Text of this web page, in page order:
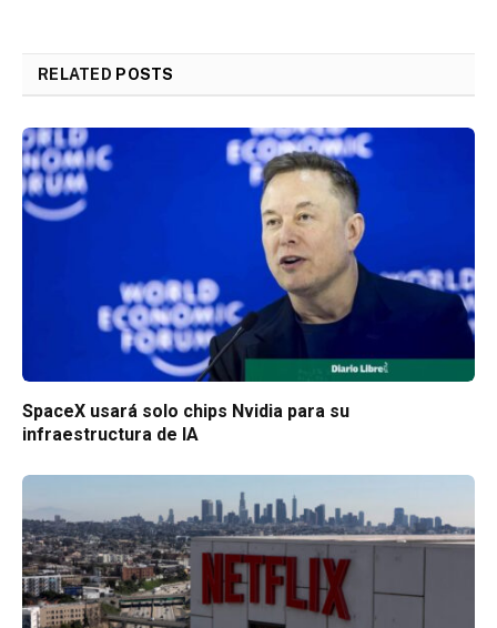
RELATED POSTS
SpaceX usará solo chips Nvidia para su
infraestructura de IA